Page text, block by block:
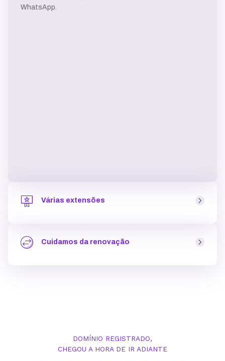
WhatsApp.
Várias extensões
“.com.br”, “.store”, entre outras). Na KingHost você pode
escolher entre mais de 40 opções
Cuidamos da renovação
DOMÍNIO REGISTRADO,
CHEGOU A HORA DE IR ADIANTE